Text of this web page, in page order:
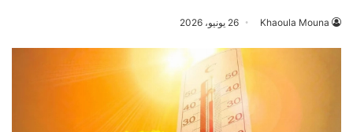
Khaoula Mouna 26 يونيو، 2026